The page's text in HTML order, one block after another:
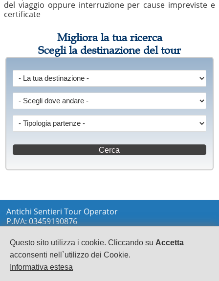
Questo sito utilizza i cookie. Cliccando su Accetta
acconsenti nell`utilizzo dei Cookie.
Informativa estesa
del viaggio oppure interruzione per cause impreviste e
certificate
Migliora la tua ricerca
Scegli la destinazione del tour
Antichi Sentieri Tour Operator
P.IVA: 03459190876
LOCRI
0964233148
info@antichisentieri.it